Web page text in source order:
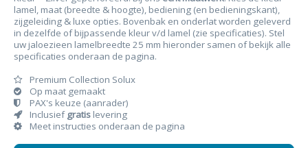
lamel, maat (breedte & hoogte), bediening (en bedieningskant),
zijgeleiding & luxe opties. Bovenbak en onderlat worden geleverd
in dezelfde of bijpassende kleur v/d lamel (zie specificaties). Stel
uw jaloezieen lamelbreedte 25 mm hieronder samen of bekijk alle
specificaties onderaan de pagina.
Premium Collection Solux
Op maat gemaakt
PAX's keuze (aanrader)
Inclusiefgratis levering
Meet instructies onderaan de pagina